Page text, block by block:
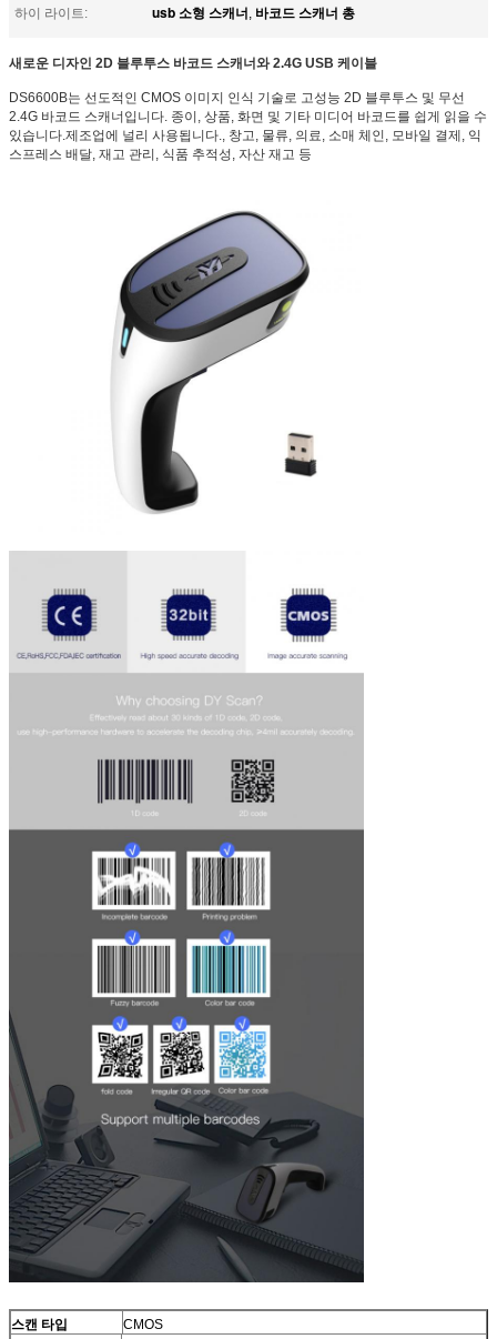
하이 라이트:
usb 소형 스캐너, 바코드 스캐너 총
새로운 디자인 2D 블루투스 바코드 스캐너와 2.4G USB 케이블
DS6600B는 선도적인 CMOS 이미지 인식 기술로 고성능 2D 블루투스 및 무선
2.4G 바코드 스캐너입니다. 종이, 상품, 화면 및 기타 미디어 바코드를 쉽게 읽을 수
있습니다.제조업에 널리 사용됩니다., 창고, 물류, 의료, 소매 체인, 모바일 결제, 익
스프레스 배달, 재고 관리, 식품 추적성, 자산 재고 등
스캔 타입
CMOS